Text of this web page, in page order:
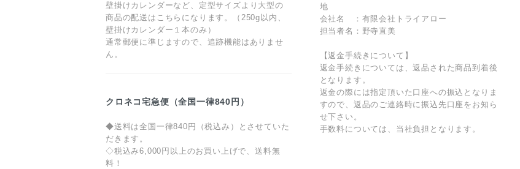
壁掛けカレンダーなど、定型サイズより大型の
商品の配送はこちらになります。（250g以内、
壁掛けカレンダー１本のみ）
通常郵便に準じますので、追跡機能はありませ
ん。
クロネコ宅急便（全国一律840円）
◆送料は全国一律840円（税込み）とさせていた
だきます。
◇税込み6,000円以上のお買い上げで、送料無
料！
地
会社名 ：有限会社トライアロー
担当者名：野寺直美
【返金手続きについて】
返金手続きについては、返品された商品到着後
となります。
返金の際には指定頂いた口座への振込となりま
すので、返品のご連絡時に振込先口座をお知ら
せ下さい。
手数料については、当社負担となります。